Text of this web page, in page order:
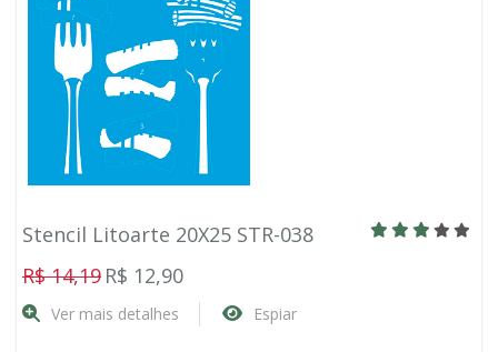
Stencil Litoarte 20X25 STR-038
R$ 14,19 R$ 12,90
Ver mais detalhes Espiar